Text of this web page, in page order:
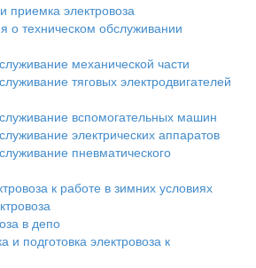
приемка электровоза
о техническом обслуживании
механической части
тяговых электродвигателей
вспомогательных машин
электрических аппаратов
пневматического
к работе в зимних условиях
в депо
и подготовка электровоза к